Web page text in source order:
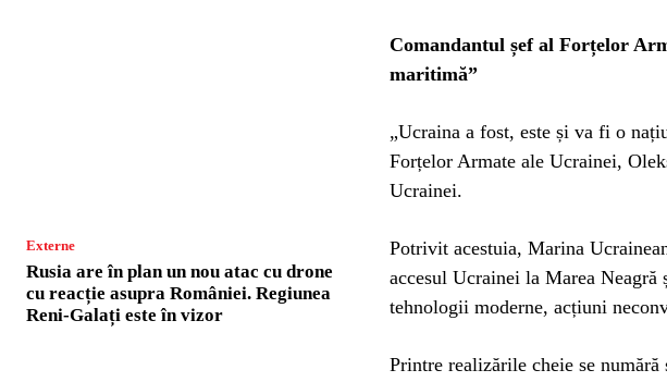
Externe
Rusia are în plan un nou atac cu drone
cu reacție asupra României. Regiunea
Reni-Galați este în vizor
Comandantul șef al Forțelor
maritimă”
„Ucraina a fost, este și va fi o
Forțelor Armate ale Ucrainei,
Ucrainei.
Potrivit acestuia, Marina
accesul Ucrainei la Marea
tehnologii moderne, acțiuni
Printre realizările cheie se